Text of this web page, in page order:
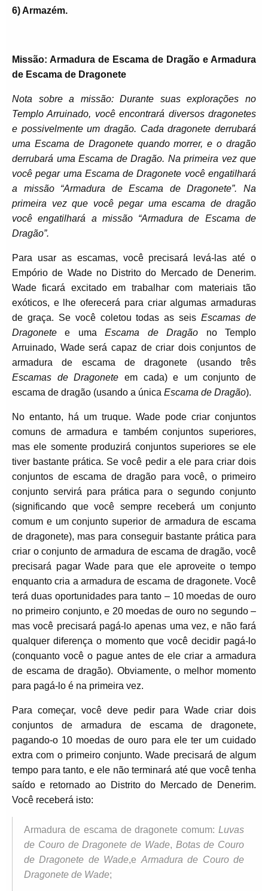
6) Armazém.
Missão: Armadura de Escama de Dragão e Armadura
de Escama de Dragonete
Nota sobre a missão: Durante suas explorações no
Templo Arruinado, você encontrará diversos dragonetes
e possivelmente um dragão. Cada dragonete derrubará
uma Escama de Dragonete quando morrer, e o dragão
derrubará uma Escama de Dragão. Na primeira vez que
você pegar uma Escama de Dragonete você engatilhará
a missão “Armadura de Escama de Dragonete”. Na
primeira vez que você pegar uma escama de dragão
você engatilhará a missão “Armadura de Escama de
Dragão”.
Para usar as escamas, você precisará levá-las até o
Empório de Wade no Distrito do Mercado de Denerim.
Wade ficará excitado em trabalhar com materiais tão
exóticos, e lhe oferecerá para criar algumas armaduras
de graça. Se você coletou todas as seisEscamas de
Dragonetee umaEscama de Dragão no Templo
Arruinado, Wade será capaz de criar dois conjuntos de
armadura de escama de dragonete (usando três
Escamas de Dragonete em cada) e um conjunto de
escama de dragão (usando a única Escama de Dragão).
No entanto, há um truque. Wade pode criar conjuntos
comuns de armadura e também conjuntos superiores,
mas ele somente produzirá conjuntos superiores se ele
tiver bastante prática. Se você pedir a ele para criar dois
conjuntos de escama de dragão para você, o primeiro
conjunto servirá para prática para o segundo conjunto
(significando que você sempre receberá um conjunto
comum e um conjunto superior de armadura de escama
de dragonete), mas para conseguir bastante prática para
criar o conjunto de armadura de escama de dragão, você
precisará pagar Wade para que ele aproveite o tempo
enquanto cria a armadura de escama de dragonete. Você
terá duas oportunidades para tanto – 10 moedas de ouro
no primeiro conjunto, e 20 moedas de ouro no segundo –
mas você precisará pagá-lo apenas uma vez, e não fará
qualquer diferença o momento que você decidir pagá-lo
(conquanto você o pague antes de ele criar a armadura
de escama de dragão). Obviamente, o melhor momento
para pagá-lo é na primeira vez.
Para começar, você deve pedir para Wade criar dois
conjuntos de armadura de escama de dragonete,
pagando-o 10 moedas de ouro para ele ter um cuidado
extra com o primeiro conjunto. Wade precisará de algum
tempo para tanto, e ele não terminará até que você tenha
saído e retornado ao Distrito do Mercado de Denerim.
Você receberá isto:
Armadura de escama de dragonete comum: Luvas
de Couro de Dragonete de Wade, Botas de Couro
de Dragonete de Wade,e Armadura de Couro de
Dragonete de Wade;